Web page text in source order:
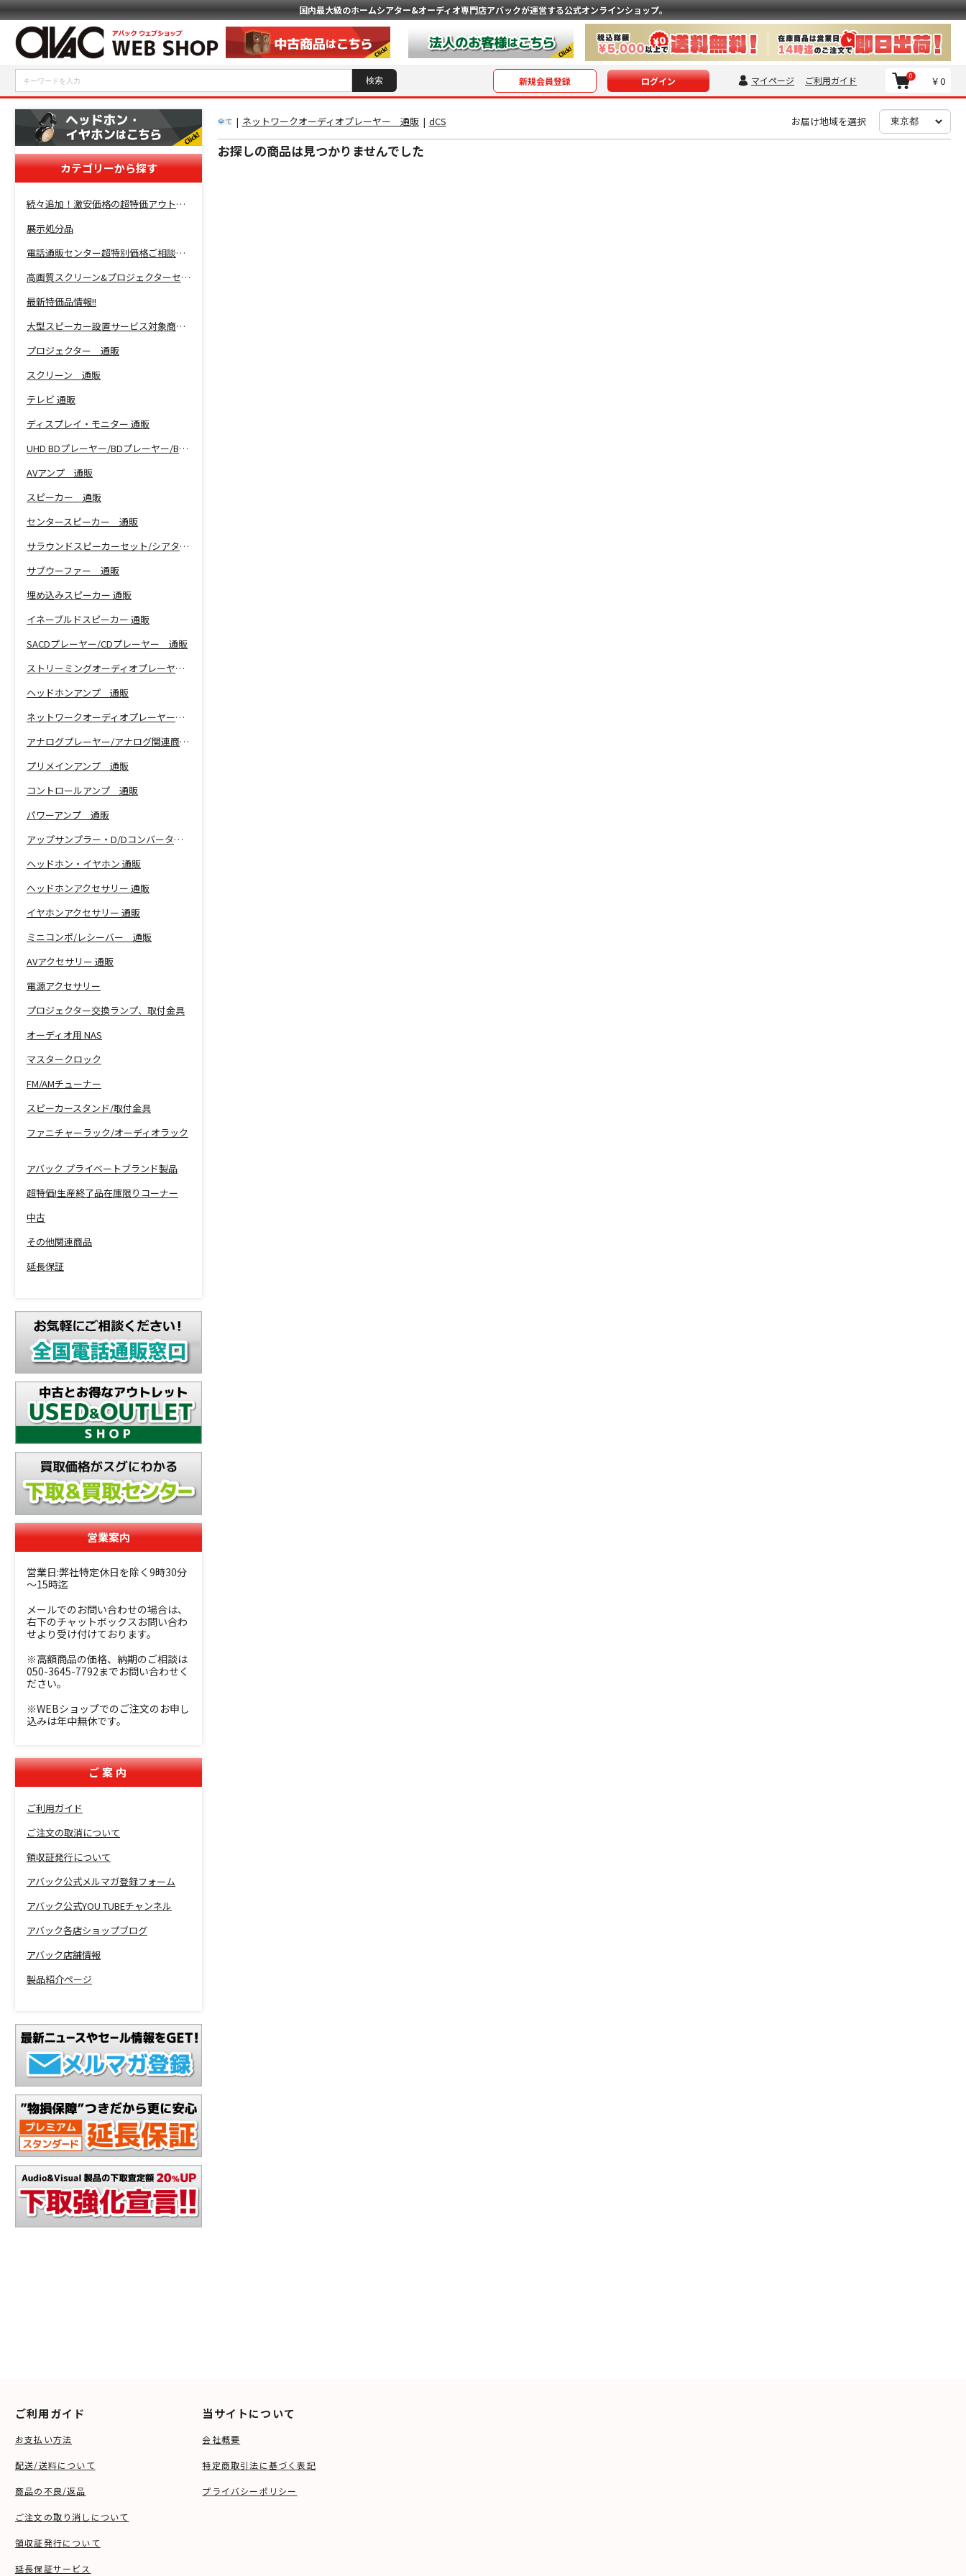
国内最大級のホームシアター&オーディオ専門店アバックが運営する公式オンラインショップ。
新規会員登録 ログイン マイページ ご利用ガイド ￥0
0
カテゴリーから探す
続々追加！激安価格の超特価アウトレットセール開催！
展示処分品
電話通販センター超特別価格ご相談コーナー！
高画質スクリーン&プロジェクターセット超特価！
最新特価品情報!!
大型スピーカー設置サービス対象商品！
プロジェクター 通販
スクリーン 通販
テレビ 通販
ディスプレイ・モニター 通販
UHD BDプレーヤー/BDプレーヤー/BDレコーダー 通販
AVアンプ 通販
スピーカー 通販
センタースピーカー 通販
サラウンドスピーカーセット/シアターバー 通販
サブウーファー 通販
埋め込みスピーカー 通販
イネーブルドスピーカー 通販
SACDプレーヤー/CDプレーヤー 通販
ストリーミングオーディオプレーヤー 通販
ヘッドホンアンプ 通販
ネットワークオーディオプレーヤー 通販
アナログプレーヤー/アナログ関連商品 通販
プリメインアンプ 通販
コントロールアンプ 通販
パワーアンプ 通販
アップサンプラー・D/Dコンバーター 通販
ヘッドホン・イヤホン 通販
ヘッドホンアクセサリー 通販
イヤホンアクセサリー 通販
ミニコンポ/レシーバー 通販
AVアクセサリー 通販
電源アクセサリー
プロジェクター交換ランプ、取付金具
オーディオ用 NAS
マスタークロック
FM/AMチューナー
スピーカースタンド/取付金具
ファニチャーラック/オーディオラック
アバック プライベートブランド製品
超特価!生産終了品在庫限りコーナー
中古
その他関連商品
延長保証
営業案内
営業日:弊社特定休日を除く9時30分
～15時迄
メールでのお問い合わせの場合は、
右下のチャットボックスお問い合わ
せより受け付けております。
※高額商品の価格、納期のご相談は
050-3645-7792までお問い合わせく
ださい。
※WEBショップでのご注文のお申し
込みは年中無休です。
ご案内
ご利用ガイド
ご注文の取消について
領収証発行について
アバック公式メルマガ登録フォーム
アバック公式YOU TUBEチャンネル
アバック各店ショップブログ
アバック店舗情報
製品紹介ページ
全て | ネットワークオーディオプレーヤー 通販 | dCS お届け地域を選択
お探しの商品は見つかりませんでした
ご利用ガイド
お支払い方法
配送/送料について
商品の不良/返品
ご注文の取り消しについて
領収証発行について
延長保証サービス
当サイトについて
会社概要
特定商取引法に基づく表記
プライバシーポリシー